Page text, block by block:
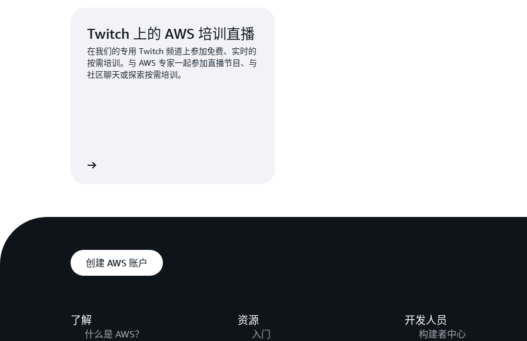
Twitch 上的 AWS 培训直播
在我们的专用 Twitch 频道上参加免费、实时的
按需培训。与 AWS 专家一起参加直播节目、与
社区聊天或探索按需培训。
创建 AWS 账户
了解
什么是 AWS？
资源
入门
开发人员
构建者中心